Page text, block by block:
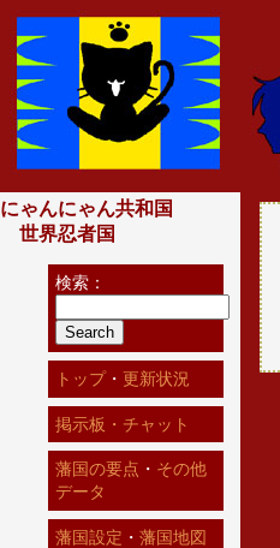
にゃんにゃん共和国
世界忍者国
検索：
トップ・ 更新状況
掲示板・チャット
藩国の要点 ・ その他
データ
藩国設定 ・ 藩国地図